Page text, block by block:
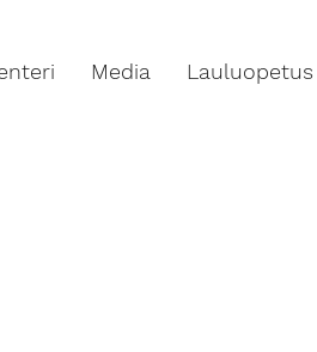
Media Lauluopetus